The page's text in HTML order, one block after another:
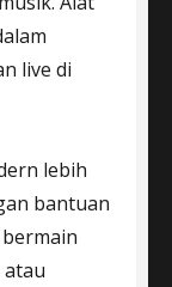
live di
lebih
bantuan